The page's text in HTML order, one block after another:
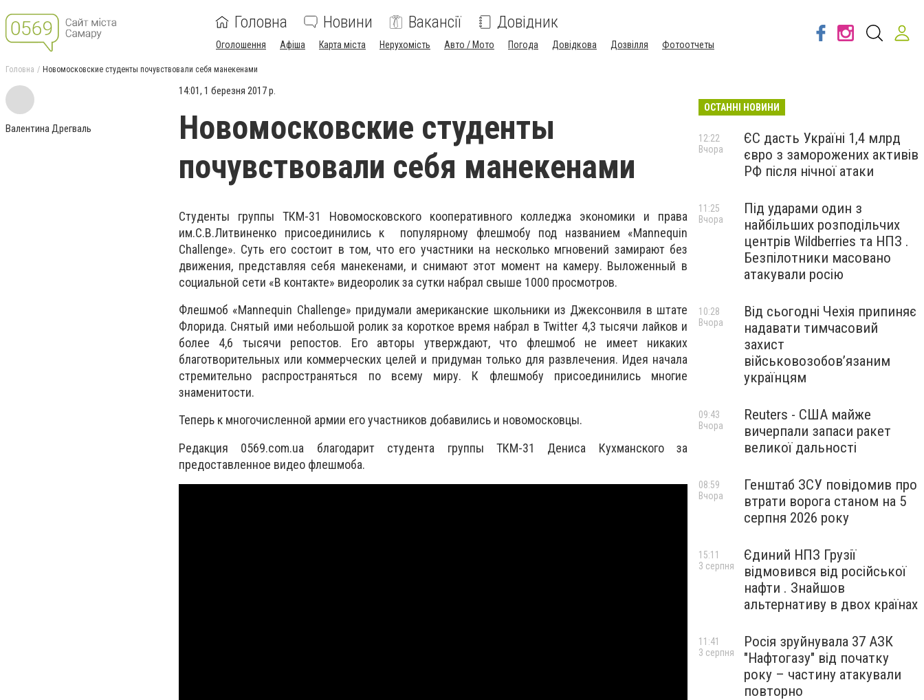
Головна Новини Вакансії Довідник
Оголошення Афіша Карта міста Нерухомість Авто / Мото Погода Довідкова Дозвілля Фотоотчеты
Головна Новомосковские студенты почувствовали себя манекенами
Валентина Дрегваль
14:01, 1 березня 2017 р.
Новомосковские студенты
почувствовали себя манекенами
Студенты группы ТКМ-31 Новомосковского кооперативного колледжа экономики и права
им.С.В.Литвиненко присоединились к популярному флешмобу под названием «Mannequin
Challenge». Суть его состоит в том, что его участники на несколько мгновений замирают без
движения, представляя себя манекенами, и снимают этот момент на камеру. Выложенный в
социальной сети «В контакте» видеоролик за сутки набрал свыше 1000 просмотров.
Флешмоб «Mannequin Challenge» придумали американские школьники из Джексонвиля в штате
Флорида. Снятый ими небольшой ролик за короткое время набрал в Twitter 4,3 тысячи лайков и
более 4,6 тысячи репостов. Его авторы утверждают, что флешмоб не имеет никаких
благотворительных или коммерческих целей и придуман только для развлечения. Идея начала
стремительно распространяться по всему миру. К флешмобу присоединились многие
знаменитости.
Теперь к многочисленной армии его участников добавились и новомосковцы.
Редакция 0569.com.ua благодарит студента группы ТКМ-31 Дениса Кухманского за
предоставленное видео флешмоба.
ОСТАННІ НОВИНИ
ЄС дасть Україні 1,4 млрд
євро з заморожених активів
РФ після нічної атаки
12:22
Вчора
Під ударами один з
найбільших розподільчих
центрів Wildberries та НПЗ .
Безпілотники масовано
атакували росію
11:25
Вчора
Від сьогодні Чехія припиняє
надавати тимчасовий
захист
військовозобов’язаним
українцям
10:28
Вчора
Reuters - США майже
вичерпали запаси ракет
великої дальності
09:43
Вчора
Генштаб ЗСУ повідомив про
втрати ворога станом на 5
серпня 2026 року
08:59
Вчора
Єдиний НПЗ Грузії
відмовився від російської
нафти . Знайшов
альтернативу в двох країнах
15:11
3 серпня
Росія зруйнувала 37 АЗК
"Нафтогазу" від початку
року – частину атакували
повторно
11:41
3 серпня